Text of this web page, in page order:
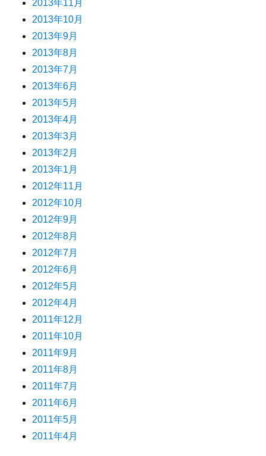
2013年11月
2013年10月
2013年9月
2013年8月
2013年7月
2013年6月
2013年5月
2013年4月
2013年3月
2013年2月
2013年1月
2012年11月
2012年10月
2012年9月
2012年8月
2012年7月
2012年6月
2012年5月
2012年4月
2011年12月
2011年10月
2011年9月
2011年8月
2011年7月
2011年6月
2011年5月
2011年4月